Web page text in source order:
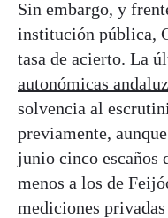
Sin embargo, y
institución pública,
tasa de acierto. La
autonómicas
solvencia al
previamente,
junio cinco escaños
menos a los de
mediciones